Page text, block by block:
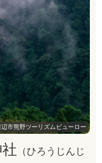
市熊野ツーリズムビューロー
（ひろうじんじ